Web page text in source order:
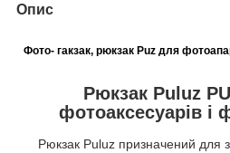
Опис
Фото- гакзак, рюкзак Puz для
Рюкзак Puluz
фотоаксесуарів і
Рюкзак Puluz призначений для